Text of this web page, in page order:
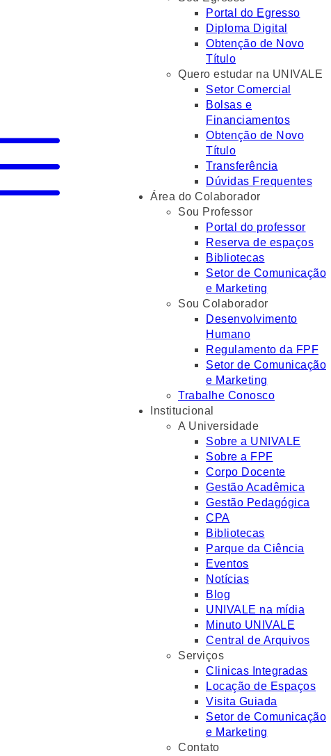
Portal do Egresso
Diploma Digital
Obtenção de Novo
Título
Quero estudar na UNIVALE
Setor Comercial
Bolsas e
Financiamentos
Obtenção de Novo
Título
Transferência
Dúvidas Frequentes
Área do Colaborador
Sou Professor
Portal do professor
Reserva de espaços
Bibliotecas
Setor de Comunicação
e Marketing
Sou Colaborador
Desenvolvimento
Humano
Regulamento da FPF
Setor de Comunicação
e Marketing
Trabalhe Conosco
Institucional
A Universidade
Sobre a UNIVALE
Sobre a FPF
Corpo Docente
Gestão Acadêmica
Gestão Pedagógica
CPA
Bibliotecas
Parque da Ciência
Eventos
Notícias
Blog
UNIVALE na mídia
Minuto UNIVALE
Central de Arquivos
Serviços
Clinicas Integradas
Locação de Espaços
Visita Guiada
Setor de Comunicação
e Marketing
Contato